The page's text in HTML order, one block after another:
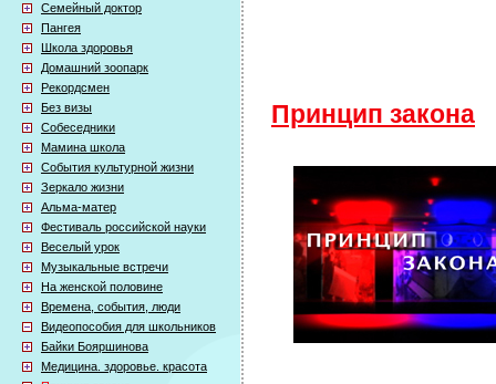
Семейный доктор
Пангея
Школа здоровья
Домашний зоопарк
Рекордсмен
Без визы
Собеседники
Мамина школа
События культурной жизни
Зеркало жизни
Альма-матер
Фестиваль российской науки
Веселый урок
Музыкальные встречи
На женской половине
Времена, события, люди
Видеопособия для школьников
Байки Бояршинова
Медицина. здоровье. красота
Принцип закона